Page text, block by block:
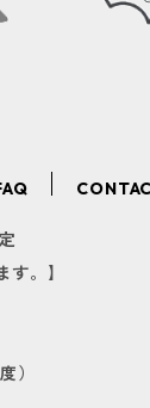
。】
）